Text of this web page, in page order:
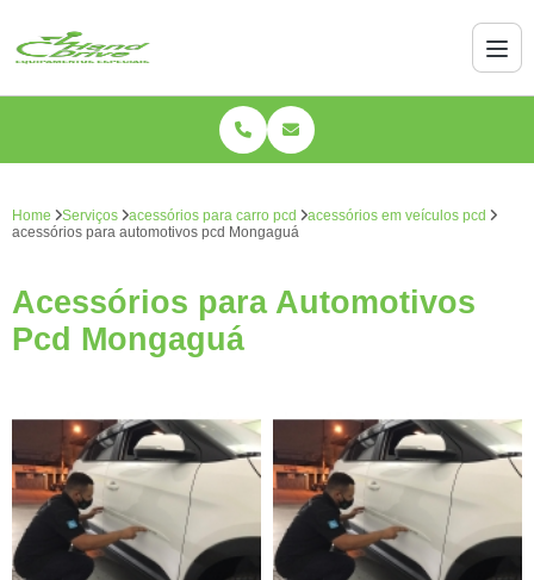
Home Serviços acessórios para carro pcd
acessórios em veículos pcd
acessórios para automotivos pcd Mongaguá
Acessórios para Automotivos
Pcd Mongaguá